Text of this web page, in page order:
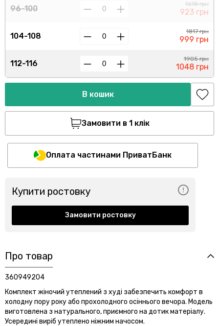
96-100
104-108
112-116
1678 грн
923 грн
1817 грн
999 грн
1905 грн
1048 грн
В кошик
Замовити в 1 клік
Оплата частинами ПриватБанк
Купити ростовку
Замовити ростовку
Про товар
360949204
Комплект жіночий утеплений з худі забезпечить комфорт в
холодну пору року або прохолодного осіннього вечора. Модель
виготовлена ​​з натурального, приємного на дотик матеріалу.
Усередині виріб утеплено ніжним начосом.